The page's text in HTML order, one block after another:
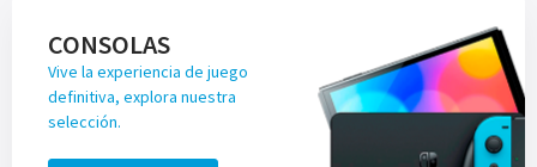
CONSOLAS
Vive la experiencia de juego
definitiva, explora nuestra
selección.